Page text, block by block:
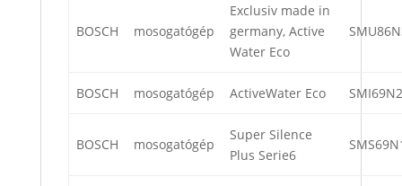
BOSCH mosogatógép
Exclusiv made in
germany, Active
Water Eco
BOSCH mosogatógép ActiveWater Eco
BOSCH mosogatógép
Super Silence
Plus Serie6